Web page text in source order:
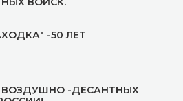
-50 ЛЕТ
ВОЗДУШНО -ДЕСАНТНЫХ